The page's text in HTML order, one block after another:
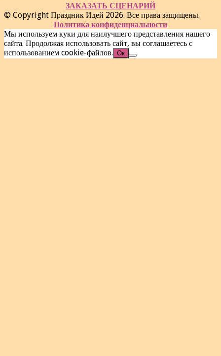
ЗАКАЗАТЬ СЦЕНАРИЙ
© Copyright Праздник Идей 2026. Все права защищены.
Политика конфиденциальности
Мы используем куки для наилучшего представления нашего
сайта. Продолжая использовать сайт, вы соглашаетесь с
использованием cookie-файлов. Ок